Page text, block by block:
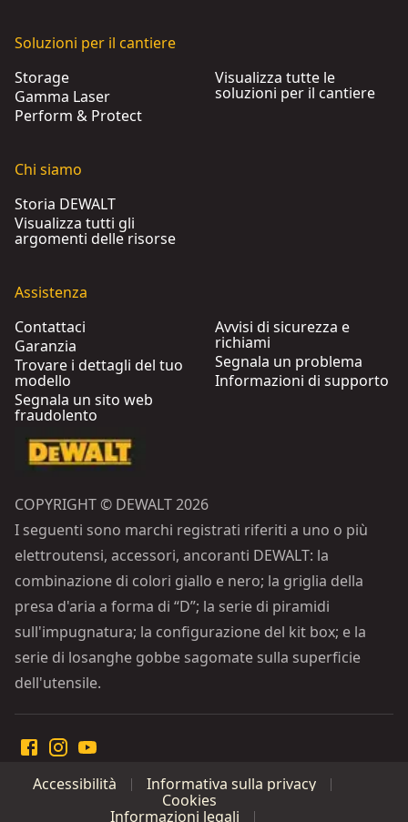
Soluzioni per il cantiere
Storage
Gamma Laser
Perform & Protect
Visualizza tutte le
soluzioni per il cantiere
Chi siamo
Storia DEWALT
Visualizza tutti gli
argomenti delle risorse
Assistenza
Contattaci
Garanzia
Trovare i dettagli del tuo
modello
Segnala un sito web
fraudolento
Avvisi di sicurezza e
richiami
Segnala un problema
Informazioni di supporto
COPYRIGHT © DEWALT 2026
I seguenti sono marchi registrati riferiti a uno o più
elettroutensi, accessori, ancoranti DEWALT: la
combinazione di colori giallo e nero; la griglia della
presa d'aria a forma di “D”; la serie di piramidi
sull'impugnatura; la configurazione del kit box; e la
serie di losanghe gobbe sagomate sulla superficie
dell'utensile.
Accessibilità
Informativa sulla privacy
Cookies
Informazioni legali